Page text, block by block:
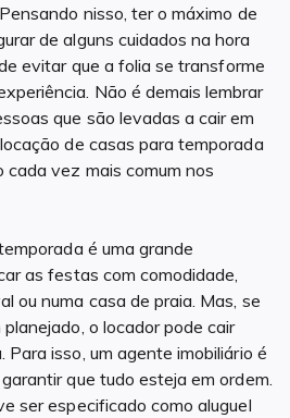
nisso, ter o máximo de
de alguns cuidados na hora
evitar que a folia se transforme
Não é demais lembrar
que são levadas a cair em
de casas para temporada
vez mais comum nos
é uma grande
as festas com comodidade,
ou numa casa de praia. Mas, se
o locador pode cair
Para isso, um agente imobiliário é
que tudo esteja em ordem.
ser especificado como aluguel